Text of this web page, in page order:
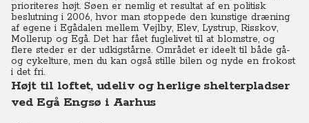
prioriteres højt. Søen er nemlig et resultat af en politisk
beslutning i 2006, hvor man stoppede den kunstige dræning
af egene i Egådalen mellem Vejlby, Elev, Lystrup, Risskov,
Mollerup og Egå. Det har fået fuglelivet til at blomstre, og
flere steder er der udkigstårne. Området er ideelt til både gå-
og cykelture, men du kan også stille bilen og nyde en frokost
i det fri.
Højt til loftet, udeliv og herlige shelterpladser
ved Egå Engsø i Aarhus